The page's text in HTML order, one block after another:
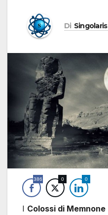
Di Singolaris
386 0 0
I Colossi di Memnone